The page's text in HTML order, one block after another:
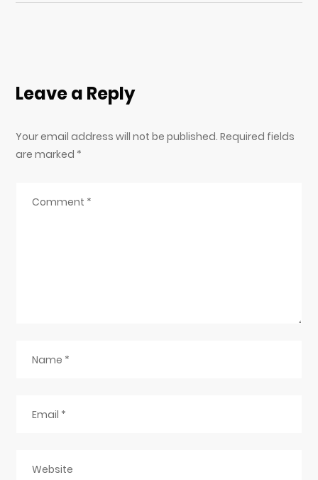
Leave a Reply
Your email address will not be published. Required fields
are marked *